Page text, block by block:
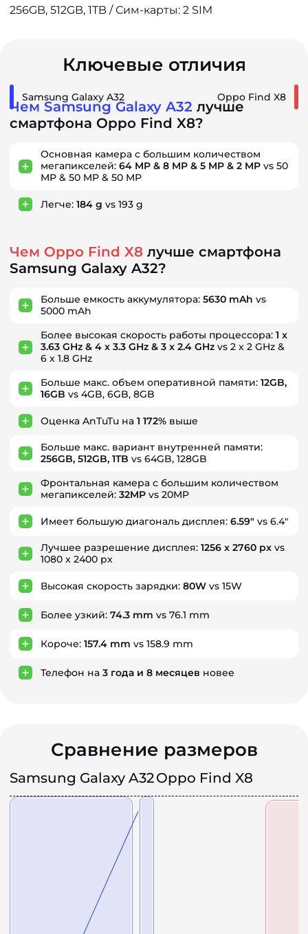
256GB, 512GB, 1TB / Сим-карты: 2 SIM
Ключевые отличия
Samsung Galaxy A32 Oppo Find X8
Чем Samsung Galaxy A32 лучше
смартфона Oppo Find X8?
Основная камера с большим количеством
мегапикселей: 64 MP & 8 MP & 5 MP & 2 MP vs 50
MP & 50 MP & 50 MP
Легче: 184 g vs 193 g
Чем Oppo Find X8 лучше смартфона
Samsung Galaxy A32?
Больше емкость аккумулятора: 5630 mAh vs
5000 mAh
Более высокая скорость работы процессора: 1 x
3.63 GHz & 4 x 3.3 GHz & 3 x 2.4 GHz vs 2 x 2 GHz &
6 x 1.8 GHz
Больше макс. объем оперативной памяти: 12GB,
16GB vs 4GB, 6GB, 8GB
Оценка AnTuTu на 1 172% выше
Больше макс. вариант внутренней памяти:
256GB, 512GB, 1TB vs 64GB, 128GB
Фронтальная камера с большим количеством
мегапикселей: 32MP vs 20MP
Имеет большую диагональ дисплея: 6.59" vs 6.4"
Лучшее разрешение дисплея: 1256 x 2760 px vs
1080 x 2400 px
Высокая скорость зарядки: 80W vs 15W
Более узкий: 74.3 mm vs 76.1 mm
Короче: 157.4 mm vs 158.9 mm
Телефон на 3 года и 8 месяцев новее
Сравнение размеров
Samsung Galaxy A32Oppo Find X8